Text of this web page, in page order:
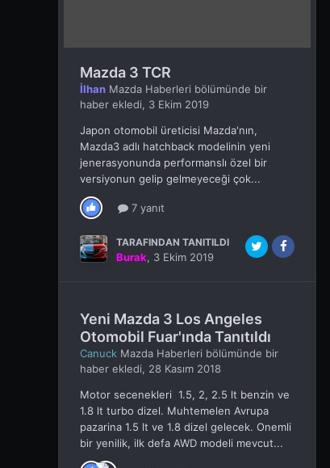
Mazda 3 TCR
İlhan Mazda Haberleri bölümünde bir
haber ekledi, 3 Ekim 2019
Japon otomobil üreticisi Mazda'nın,
Mazda3 adlı hatchback modelinin yeni
jenerasyonunda performanslı özel bir
versiyonun gelip gelmeyeceği çok...
7 yanıt
TARAFINDAN TANITILDI
Burak, 3 Ekim 2019
Yeni Mazda 3 Los Angeles
Otomobil Fuar'ında Tanıtıldı
Canuck Mazda Haberleri bölümünde bir
haber ekledi, 28 Kasım 2018
Motor secenekleri 1.5, 2, 2.5 lt benzin ve
1.8 lt turbo dizel. Muhtemelen Avrupa
pazarina 1.5 lt ve 1.8 dizel gelecek. Onemli
bir yenilik, ilk defa AWD modeli mevcut...